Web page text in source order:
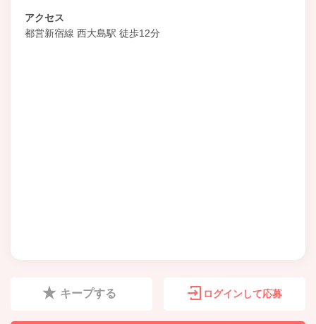
アクセス
都営新宿線 西大島駅 徒歩12分
キープする ログインして応募